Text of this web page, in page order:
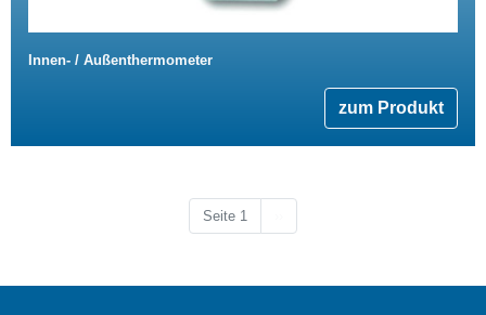
Innen- / Außenthermometer
zum Produkt
Seite 1